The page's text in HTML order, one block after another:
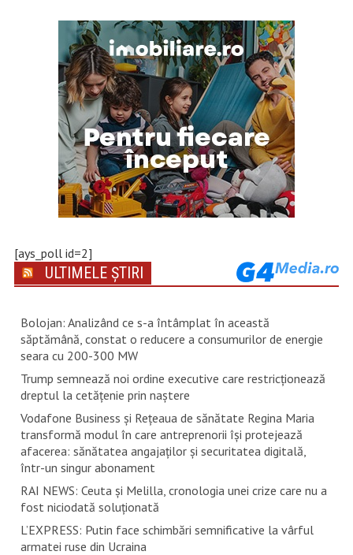
[ays_poll id=2]
ULTIMELE ȘTIRI
Bolojan: Analizând ce s-a întâmplat în această
săptămână, constat o reducere a consumurilor de energie
seara cu 200-300 MW
Trump semnează noi ordine executive care restricţionează
dreptul la cetăţenie prin naştere
Vodafone Business și Rețeaua de sănătate Regina Maria
transformă modul în care antreprenorii își protejează
afacerea: sănătatea angajaților și securitatea digitală,
într-un singur abonament
RAI NEWS: Ceuta și Melilla, cronologia unei crize care nu a
fost niciodată soluționată
L’EXPRESS: Putin face schimbări semnificative la vârful
armatei ruse din Ucraina